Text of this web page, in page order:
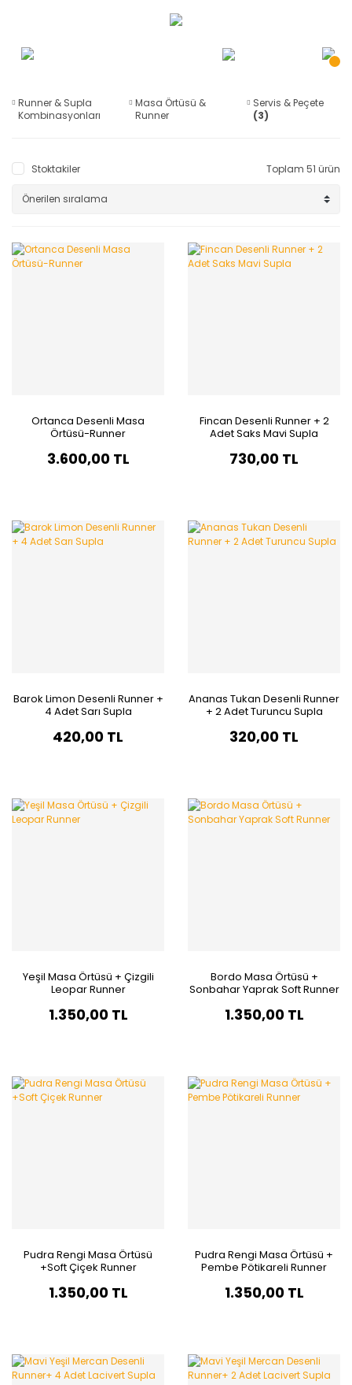
Runner & Supla
Kombinasyonları
Masa Örtüsü &
Runner
Servis & Peçete
(3)
Stoktakiler Toplam 51 ürün
Ortanca Desenli Masa
Örtüsü-Runner
3.600,00 TL
Fincan Desenli Runner + 2
Adet Saks Mavi Supla
730,00 TL
Barok Limon Desenli Runner +
4 Adet Sarı Supla
420,00 TL
Ananas Tukan Desenli Runner
+ 2 Adet Turuncu Supla
320,00 TL
Yeşil Masa Örtüsü + Çizgili
Leopar Runner
1.350,00 TL
Bordo Masa Örtüsü +
Sonbahar Yaprak Soft Runner
1.350,00 TL
Pudra Rengi Masa Örtüsü
+Soft Çiçek Runner
1.350,00 TL
Pudra Rengi Masa Örtüsü +
Pembe Pötikareli Runner
1.350,00 TL